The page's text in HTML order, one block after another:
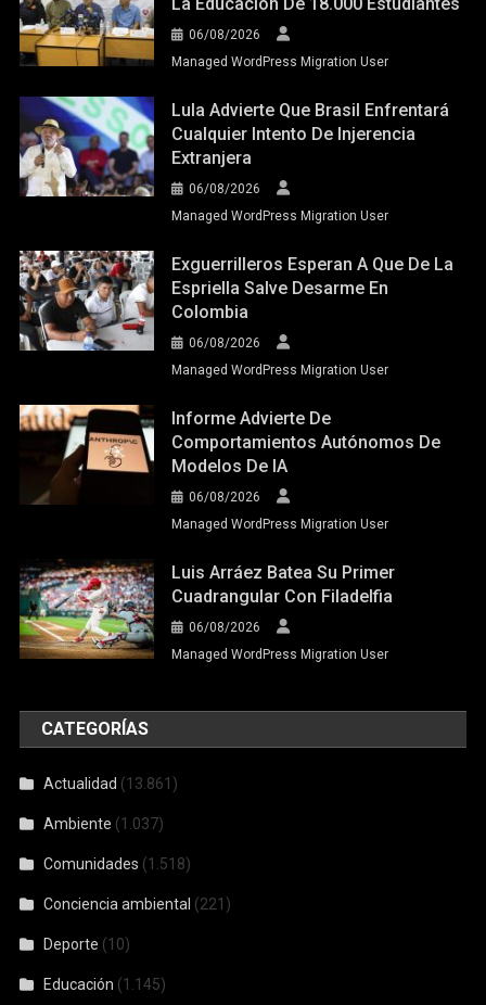
06/08/2026
Managed WordPress Migration User
Lula Advierte Que Brasil Enfrentará
Cualquier Intento De Injerencia
Extranjera
06/08/2026
Managed WordPress Migration User
Exguerrilleros Esperan A Que De La
Espriella Salve Desarme En
Colombia
06/08/2026
Managed WordPress Migration User
Informe Advierte De
Comportamientos Autónomos De
Modelos De IA
06/08/2026
Managed WordPress Migration User
Luis Arráez Batea Su Primer
Cuadrangular Con Filadelfia
06/08/2026
Managed WordPress Migration User
CATEGORÍAS
Actualidad (13.861)
Ambiente (1.037)
Comunidades (1.518)
Conciencia ambiental (221)
Deporte (10)
Educación (1.145)